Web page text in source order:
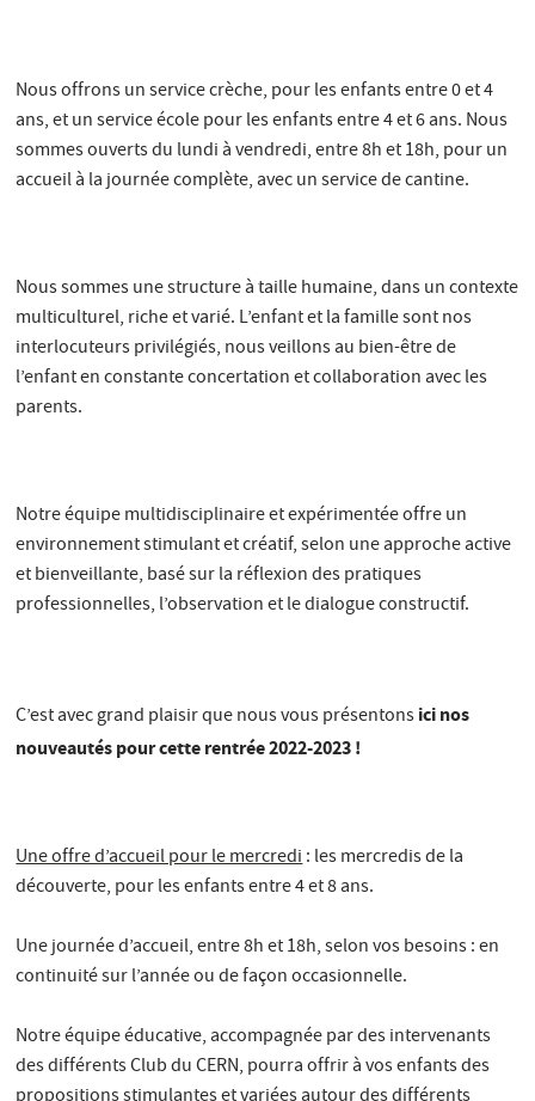
Nous offrons un service crèche, pour les enfants entre 0 et 4
ans, et un service école pour les enfants entre 4 et 6 ans. Nous
sommes ouverts du lundi à vendredi, entre 8h et 18h, pour un
accueil à la journée complète, avec un service de cantine.
Nous sommes une structure à taille humaine, dans un contexte
multiculturel, riche et varié. L’enfant et la famille sont nos
interlocuteurs privilégiés, nous veillons au bien-être de
l’enfant en constante concertation et collaboration avec les
parents.
Notre équipe multidisciplinaire et expérimentée offre un
environnement stimulant et créatif, selon une approche active
et bienveillante, basé sur la réflexion des pratiques
professionnelles, l’observation et le dialogue constructif.
C’est avec grand plaisir que nous vous présentonsici nos
nouveautés pour cette rentrée 2022-2023 !
Une offre d’accueil pour le mercredi: les mercredis de la
découverte, pour les enfants entre 4 et 8 ans.
Une journée d’accueil, entre 8h et 18h, selon vos besoins : en
continuité sur l’année ou de façon occasionnelle.
Notre équipe éducative, accompagnée par des intervenants
des différents Club du CERN, pourra offrir à vos enfants des